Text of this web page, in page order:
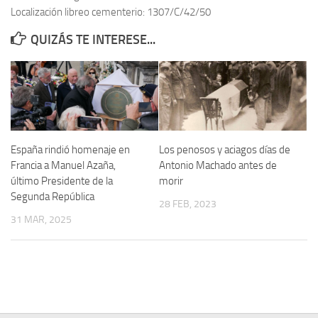
Memoria Histórica
Investigación previa de la represión en Talavera de la Reina (1937-
1947).
Informe Represión en Toledo 1936-1947 | Buscador
Informe de la fosa de abril de 1939 de Tembleque
Enciclopedia Republicana
Militantes históricos IR
Personajes republicanos
Localización libreo cementerio: 1307/C/42/50
QUIZÁS TE INTERESE...
España rindió homenaje en
Francia a Manuel Azaña,
último Presidente de la
Segunda República
31 MAR, 2025
Los penosos y aciagos días de
Antonio Machado antes de
morir
28 FEB, 2023